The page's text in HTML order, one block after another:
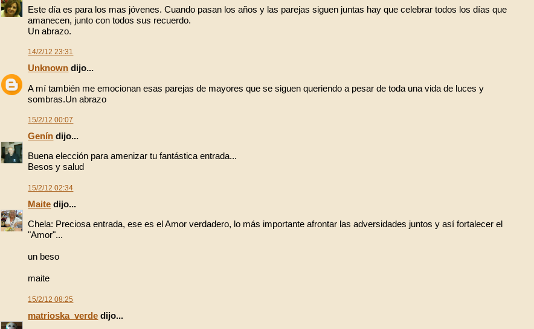
Este día es para los mas jóvenes. Cuando pasan los años y las parejas siguen juntas hay que celebrar todos los días que
amanecen, junto con todos sus recuerdo.
Un abrazo.
14/2/12 23:31
Unknown dijo...
A mí también me emocionan esas parejas de mayores que se siguen queriendo a pesar de toda una vida de luces y
sombras.Un abrazo
15/2/12 00:07
Genín dijo...
Buena elección para amenizar tu fantástica entrada...
Besos y salud
15/2/12 02:34
Maite dijo...
Chela: Preciosa entrada, ese es el Amor verdadero, lo más importante afrontar las adversidades juntos y así fortalecer el
"Amor"...
un beso
maite
15/2/12 08:25
matrioska_verde dijo...